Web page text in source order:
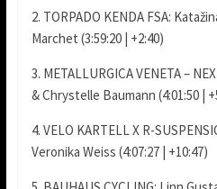
2. TORPADO KENDA FSA:
Marchet (3:59:20 | +2:40)
3. METALLURGICA VENETA –
& Chrystelle Baumann (4:01:50 |
4. VELO KARTELL X R-
Veronika Weiss (4:07:27 | +10:47)